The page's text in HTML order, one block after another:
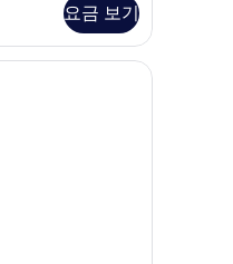
요금 보기
객실 내 금고, 책상, 무료 WiFi, 각각